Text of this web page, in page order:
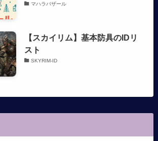
マハラバザール
【スカイリム】基本防具のIDリ
スト
SKYRIM-ID